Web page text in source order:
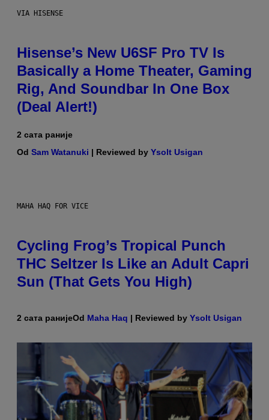
VIA HISENSE
Hisense’s New U6SF Pro TV Is
Basically a Home Theater, Gaming
Rig, And Soundbar In One Box
(Deal Alert!)
2 сата раније
Od Sam Watanuki | Reviewed by Ysolt Usigan
MAHA HAQ FOR VICE
Cycling Frog’s Tropical Punch
THC Seltzer Is Like an Adult Capri
Sun (That Gets You High)
2 сата ранијеOd Maha Haq | Reviewed by Ysolt Usigan